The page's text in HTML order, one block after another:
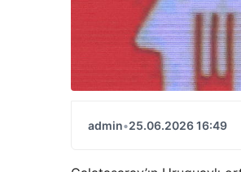
admin•25.06.2026 16:49